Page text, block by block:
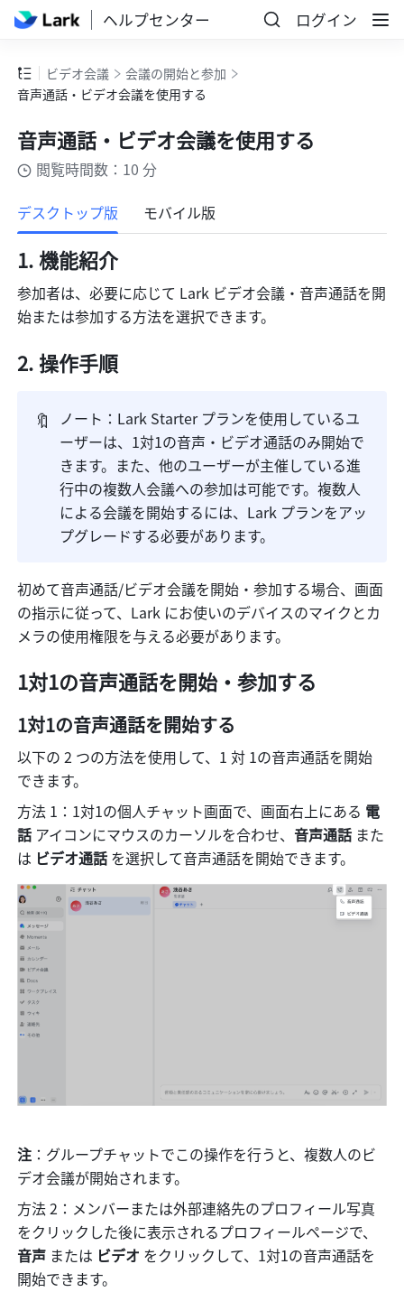
ヘルプセンター ログイン
ビデオ会議
会議の開始と参加
音声通話・ビデオ会議を使用する
音声通話・ビデオ会議を使用する
閲覧時間数：10 分
デスクトップ版
モバイル版
機能紹介
参加者は、必要に応じて Lark ビデオ会議・音声通話を開
始または参加する方法を選択できます。
操作手順
🔖 ノート：Lark Starter プランを使用しているユ
ーザーは、1対1の音声・ビデオ通話のみ開始で
きます。また、他のユーザーが主催している進
行中の複数人会議への参加は可能です。複数人
による会議を開始するには、Lark プランをアッ
プグレードする必要があります。
初めて音声通話/ビデオ会議を開始・参加する場合、画面
の指示に従って、Lark にお使いのデバイスのマイクとカ
メラの使用権限を与える必要があります。
1対1の音声通話を開始・参加する
1対1の音声通話を開始する
以下の 2 つの方法を使用して、1 対 1の音声通話を開始
できます。
方法 1：1対1の個人チャット画面で、画面右上にある 電
話 アイコンにマウスのカーソルを合わせ、 音声通話 また
は ビデオ通話 を選択して音声通話を開始できます。
注 ：グループチャットでこの操作を行うと、複数人のビ
デオ会議が開始されます。
方法 2：メンバーまたは外部連絡先のプロフィール写真
をクリックした後に表示されるプロフィールページで、
音声 または ビデオ をクリックして、1対1の音声通話を
開始できます。